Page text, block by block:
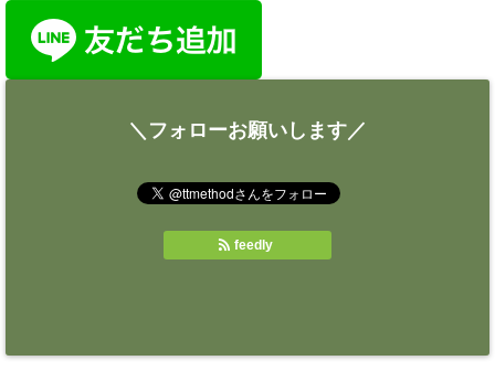
＼フォローお願いします／
feedly